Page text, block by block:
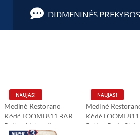
DIDMENINĖS
Medinė Restorano
Kėdė LOOMI 811 BAR
Rattan Natūrali
NAUJAS!
Medinė
Kėdė LOOMI 811
Rattan Ruda
NAUJAS!